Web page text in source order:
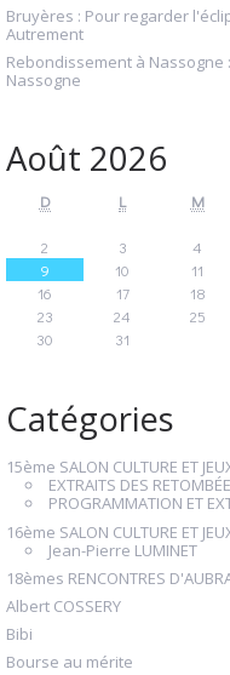
Bruyères : Pour regarder
Autrement
Rebondissement à Nassogne
Nassogne
Août 2026
D L M
2
3 4
9
10 11
16
17 18
23
24 25
30
31
Catégories
15ème SALON CULTURE ET
EXTRAITS DES
PROGRAMMATION ET
16ème SALON CULTURE ET
Jean-Pierre LUMINET
18èmes RENCONTRES
Albert COSSERY
Bibi
Bourse au mérite